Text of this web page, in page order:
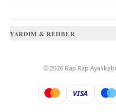
YARDIM & REHBER
©2026 Rap Rap Ayakkabı
VISA